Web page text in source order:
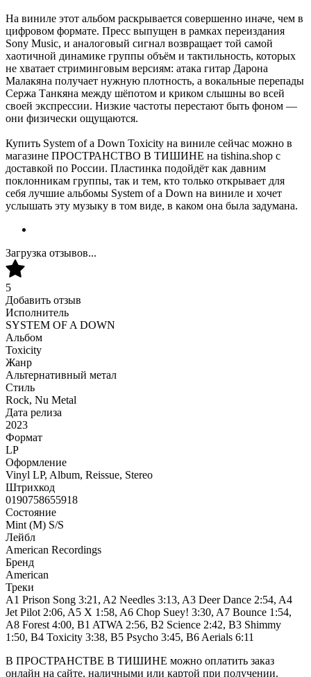
На виниле этот альбом раскрывается совершенно иначе, чем в
цифровом формате. Пресс выпущен в рамках переиздания
Sony Music, и аналоговый сигнал возвращает той самой
хаотичной динамике группы объём и тактильность, которых
не хватает стриминговым версиям: атака гитар Дарона
Малакяна получает нужную плотность, а вокальные перепады
Сержа Танкяна между шёпотом и криком слышны во всей
своей экспрессии. Низкие частоты перестают быть фоном —
они физически ощущаются.
Купить System of a Down Toxicity на виниле сейчас можно в
магазине ПРОСТРАНСТВО В ТИШИНЕ на tishina.shop с
доставкой по России. Пластинка подойдёт как давним
поклонникам группы, так и тем, кто только открывает для
себя лучшие альбомы System of a Down на виниле и хочет
услышать эту музыку в том виде, в каком она была задумана.
Загрузка отзывов...
5
Добавить отзыв
Исполнитель
SYSTEM OF A DOWN
Альбом
Toxicity
Жанр
Альтернативный метал
Стиль
Rock, Nu Metal
Дата релиза
2023
Формат
LP
Оформление
Vinyl LP, Album, Reissue, Stereo
Штрихкод
0190758655918
Состояние
Mint (M) S/S
Лейбл
American Recordings
Бренд
American
Треки
A1 Prison Song 3:21, A2 Needles 3:13, A3 Deer Dance 2:54, A4
Jet Pilot 2:06, A5 X 1:58, A6 Chop Suey! 3:30, A7 Bounce 1:54,
A8 Forest 4:00, B1 ATWA 2:56, B2 Science 2:42, B3 Shimmy
1:50, B4 Toxicity 3:38, B5 Psycho 3:45, B6 Aerials 6:11
В ПРОСТРАНСТВЕ В ТИШИНЕ можно оплатить заказ
онлайн на сайте, наличными или картой при получении.